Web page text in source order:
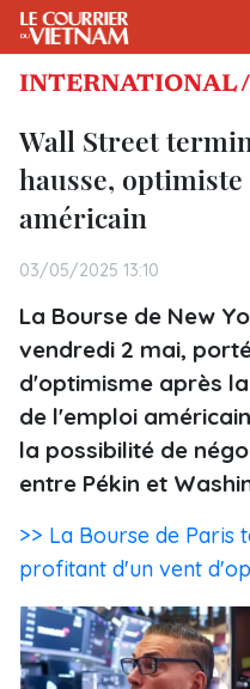
INTERNATIONAL /
Wall Street
hausse,
américain
03/05/2025 13:10
La Bourse de New
vendredi 2 mai,
d'optimisme après
de l'emploi
la possibilité de
entre Pékin et
>> La Bourse de Paris
profitant d'un vent